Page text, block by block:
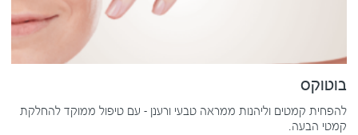
בוטוקס
להפחית קמטים וליהנות ממראה טבעי ורענן – עם טיפול ממוקד להחלקת
קמטי הבעה.